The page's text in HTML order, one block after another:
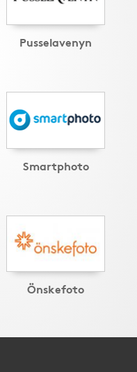
Pusselavenyn
Smartphoto
Önskefoto